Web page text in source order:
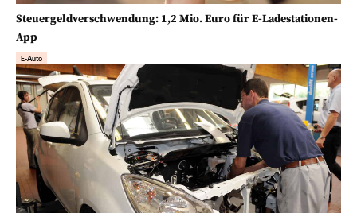
Steuergeldverschwendung: 1,2 Mio. Euro für E-Ladestationen-
App
E-Auto